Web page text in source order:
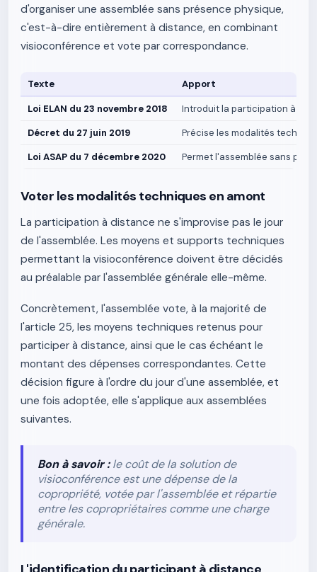
d'organiser une assemblée sans présence physique,
c'est-à-dire entièrement à distance, en combinant
visioconférence et vote par correspondance.
Texte Apport
Loi ELAN du 23 novembre 2018
Introduit la participation à
Décret du 27 juin 2019
Précise les modalités
Loi ASAP du 7 décembre 2020
Permet l'assemblée sans
Voter les modalités techniques en amont
La participation à distance ne s'improvise pas le jour
de l'assemblée. Les moyens et supports techniques
permettant la visioconférence doivent être décidés
au préalable par l'assemblée générale elle-même.
Concrètement, l'assemblée vote, à la majorité de
l'article 25, les moyens techniques retenus pour
participer à distance, ainsi que le cas échéant le
montant des dépenses correspondantes. Cette
décision figure à l'ordre du jour d'une assemblée, et
une fois adoptée, elle s'applique aux assemblées
suivantes.
Bon à savoir :le coût de la solution de
visioconférence est une dépense de la
copropriété, votée par l'assemblée et répartie
entre les copropriétaires comme une charge
générale.